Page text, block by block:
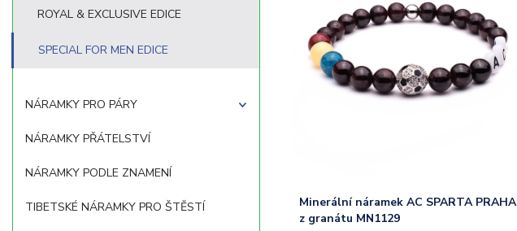
ROYAL & EXCLUSIVE EDICE
SPECIAL FOR MEN EDICE
NÁRAMKY PRO PÁRY
NÁRAMKY PŘÁTELSTVÍ
NÁRAMKY PODLE ZNAMENÍ
TIBETSKÉ NÁRAMKY PRO ŠTĚSTÍ
Minerální náramek AC SPARTA PRAHA
z granátu MN1129